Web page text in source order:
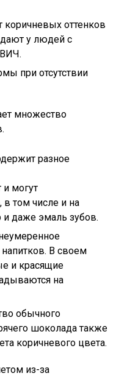
коричневых оттенков
у людей с
при отсутствии
множество
разное
могут
в том числе и на
даже эмаль зубов.
В своем
и красящие
на
обычного
шоколада также
коричневого цвета.
из-за